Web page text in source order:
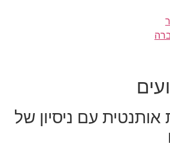
אותנטית עם ניסיון של